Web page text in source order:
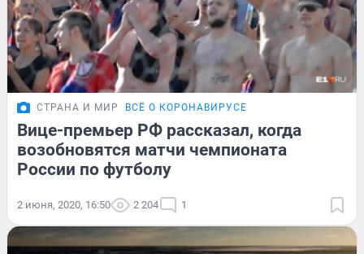
СТРАНА И МИР ВСЁ О КОРОНАВИРУСЕ
Вице-премьер РФ рассказал, когда
возобновятся матчи чемпионата
России по футболу
2 июня, 2020, 16:50 2 204 1